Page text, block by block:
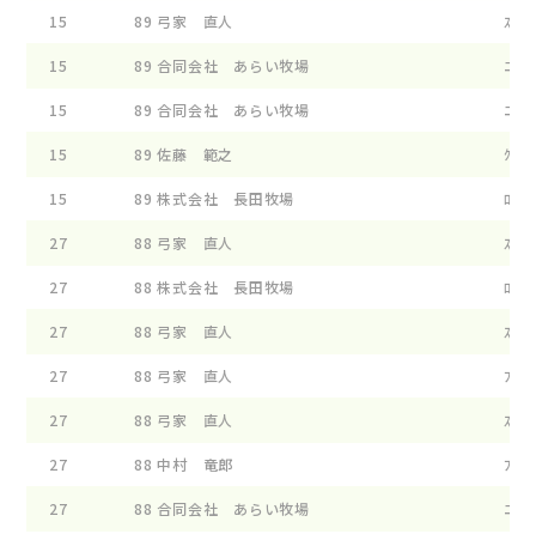
15 89 弓家 直人 ｽﾀ-
15 89 合同会社 あらい牧場 ﾆﾕ-
15 89 合同会社 あらい牧場 ﾆﾕ-
15 89 佐藤 範之 ｸﾞﾘ
15 89 株式会社 長田牧場 ﾛ-ｽ
27 88 弓家 直人 ｽﾀ-
27 88 株式会社 長田牧場 ﾛ-ｽ
27 88 弓家 直人 ｽﾀ-
27 88 弓家 直人 ﾌｲ-
27 88 弓家 直人 ｽﾀ-
27 88 中村 竜郎 ﾌｵ-
27 88 合同会社 あらい牧場 ﾆﾕ-